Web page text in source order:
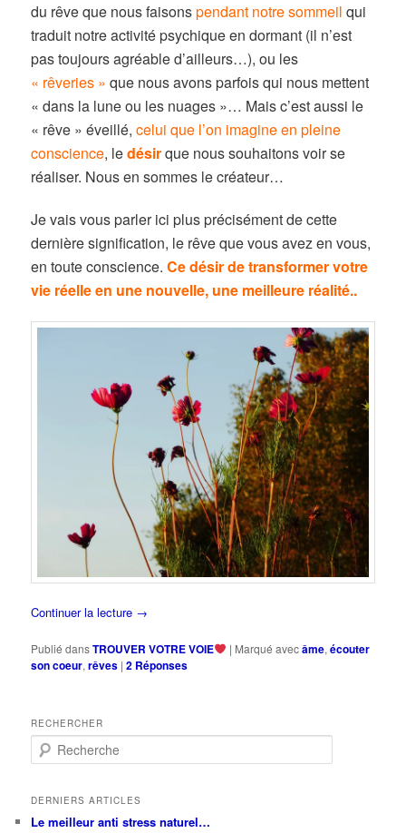
du rêve que nous faisonspendant notre sommeilqui
traduit notre activité psychique en dormant (il n’est
pas toujours agréable d’ailleurs…), ou les
« rêveries » que nous avons parfois qui nous mettent
« dans la lune ou les nuages »… Mais c’est aussi le
« rêve » éveillé,celui que l’on imagine en pleine
conscience, ledésirque nous souhaitons voir se
réaliser. Nous en sommes le créateur…
Je vais vous parler ici plus précisément de cette
dernière signification, le rêve que vous avez en vous,
en toute conscience.Ce désir de transformer votre
vie réelle en une nouvelle, une meilleure réalité..
Continuer la lecture →
Publié dansTROUVER VOTRE VOIE | Marqué avecâme, écouter
son coeur,rêves |2 Réponses
RECHERCHER
e
h
DERNIERS ARTICLES
Le meilleur anti stress naturel…